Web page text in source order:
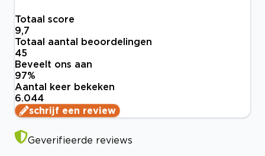
Totaal score
9,7
Totaal aantal beoordelingen
45
Beveelt ons aan
97%
Aantal keer bekeken
6.044
schrijf een review
Geverifieerde reviews